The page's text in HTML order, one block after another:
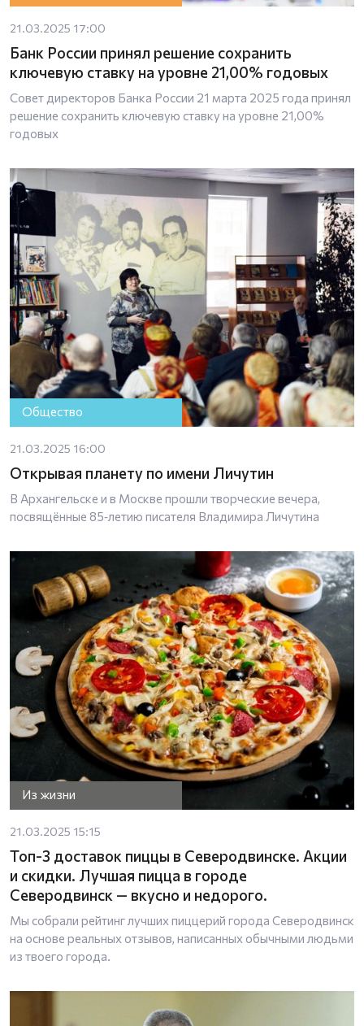
21.03.2025 17:00
Банк России принял решение сохранить
ключевую ставку на уровне 21,00% годовых
Совет директоров Банка России 21 марта 2025 года принял
решение сохранить ключевую ставку на уровне 21,00%
годовых
Общество
21.03.2025 16:00
Открывая планету по имени Личутин
В Архангельске и в Москве прошли творческие вечера,
посвящённые 85‑летию писателя Владимира Личутина
Из жизни
21.03.2025 15:15
Топ-3 доставок пиццы в Северодвинске. Акции
и скидки. Лучшая пицца в городе
Северодвинск — вкусно и недорого.
Мы собрали рейтинг лучших пиццерий города Северодвинск
на основе реальных отзывов, написанных обычными людьми
из твоего города.